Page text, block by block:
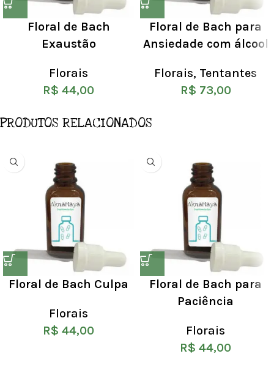
Floral de Bach
Exaustão
Florais
R$ 44,00
Floral de Bach para
Ansiedade com álcool
Florais, Tentantes
R$ 73,00
PRODUTOS RELACIONADOS
Floral de Bach Culpa
Florais
R$ 44,00
Floral de Bach para
Paciência
Florais
R$ 44,00